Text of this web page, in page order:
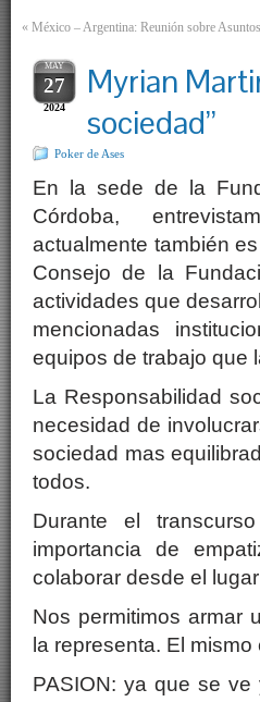
« México – Argentina: Reunión sobre
MAY
27
2024
Myrian
sociedad”
Poker de Ases
En la sede de la
Córdoba,
actualmente también
Consejo de la
actividades que
mencionadas
equipos de trabajo que
La Responsabilidad
necesidad de
sociedad mas
todos.
Durante el
importancia de
colaborar desde el
Nos permitimos armar
la representa. El
PASION: ya que se